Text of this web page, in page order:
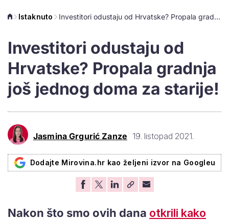
Istaknuto Investitori odustaju od Hrvatske? Propala gradnja još jednog doma za starije!
Investitori odustaju od
Hrvatske? Propala gradnja
još jednog doma za starije!
Jasmina Grgurić Zanze 19. listopad 2021.
Dodajte Mirovina.hr kao željeni izvor na Googleu
Nakon što smo ovih dana otkrili kako